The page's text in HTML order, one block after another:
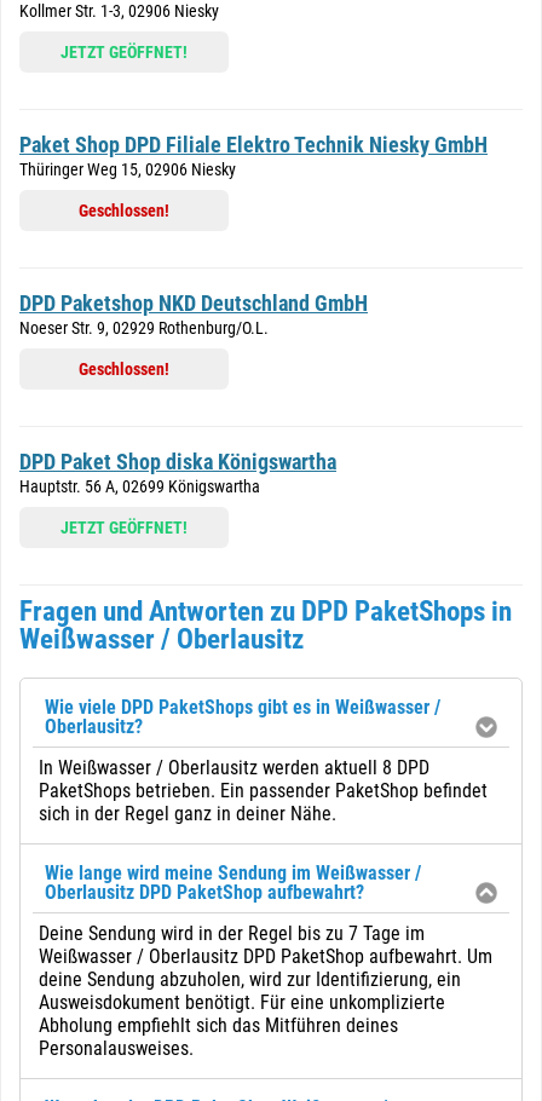
Kollmer Str. 1-3, 02906 Niesky
JETZT GEÖFFNET!
Paket Shop DPD Filiale Elektro Technik Niesky GmbH
Thüringer Weg 15, 02906 Niesky
Geschlossen!
DPD Paketshop NKD Deutschland GmbH
Noeser Str. 9, 02929 Rothenburg/O.L.
Geschlossen!
DPD Paket Shop diska Königswartha
Hauptstr. 56 A, 02699 Königswartha
JETZT GEÖFFNET!
Fragen und Antworten zu DPD PaketShops in
Weißwasser / Oberlausitz
Wie viele DPD PaketShops gibt es in Weißwasser /
Oberlausitz?
In Weißwasser / Oberlausitz werden aktuell 8 DPD
PaketShops betrieben. Ein passender PaketShop befindet
sich in der Regel ganz in deiner Nähe.
Wie lange wird meine Sendung im Weißwasser /
Oberlausitz DPD PaketShop aufbewahrt?
Deine Sendung wird in der Regel bis zu 7 Tage im
Weißwasser / Oberlausitz DPD PaketShop aufbewahrt. Um
deine Sendung abzuholen, wird zur Identifizierung, ein
Ausweisdokument benötigt. Für eine unkomplizierte
Abholung empfiehlt sich das Mitführen deines
Personalausweises.